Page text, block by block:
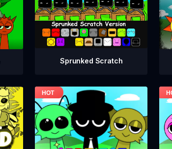
Sprunked Scratch